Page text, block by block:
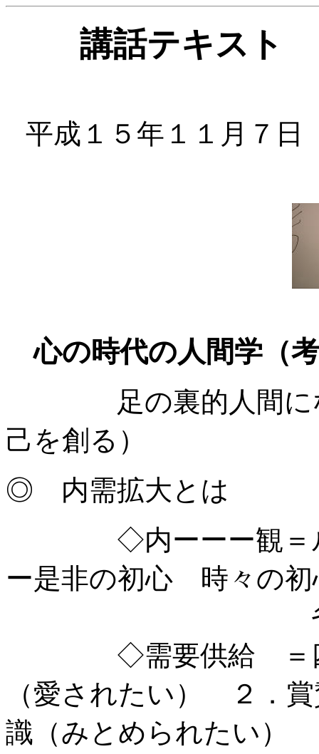
講話テキスト
平成１５年１１月
心の時代の人間学（
足の裏的人間にな
己を創る）
◎ 内需拡大とは
◇内ーーー観＝
ー是非の初心 時々の
省＝
◇需要供給 ＝四求
（愛されたい） ２．
識（みとめられたい）